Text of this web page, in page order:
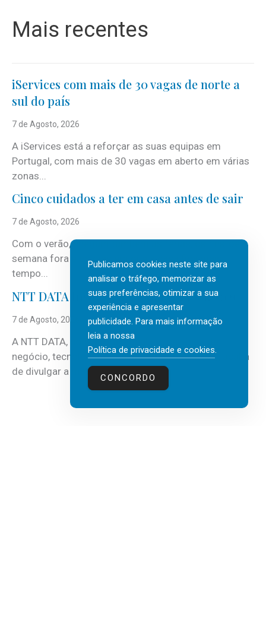
Mais recentes
iServices com mais de 30 vagas de norte a
sul do país
7 de Agosto, 2026
A iServices está a reforçar as suas equipas em
Portugal, com mais de 30 vagas em aberto em várias
zonas...
Cinco cuidados a ter em casa antes de sair
7 de Agosto, 2026
Com o verão, chegam também as férias, os fins-de-
semana fora e os dias em que a casa fica mais
tempo...
NTT DATA Insurtech Global Outlook 2026
7 de Agosto, 2026
A NTT DATA, consultora global em serviços de
negócio, tecnologia e inteligência artificial (IA), acaba
de divulgar a mais recente...
Publicamos cookies neste site para
analisar o tráfego, memorizar as
suas preferências, otimizar a sua
experiência e apresentar
publicidade. Para mais informação
leia a nossa
Política de privacidade e cookies.
CONCORDO